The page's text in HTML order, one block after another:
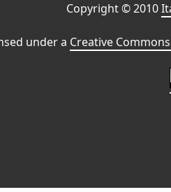
Copyright © 2010
under a Creative